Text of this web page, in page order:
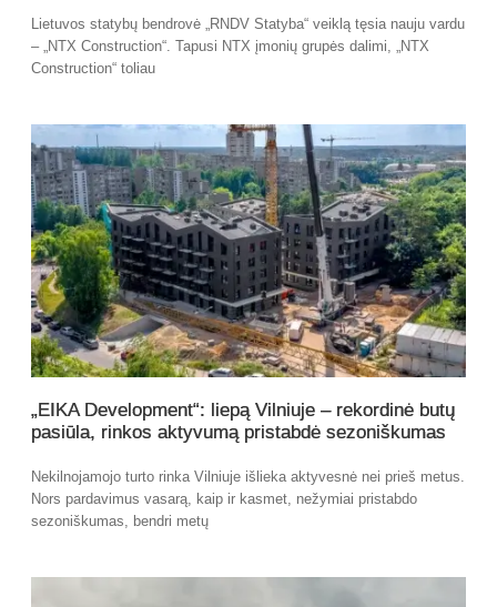
Lietuvos statybų bendrovė „RNDV Statyba“ veiklą tęsia nauju vardu
– „NTX Construction“. Tapusi NTX įmonių grupės dalimi, „NTX
Construction“ toliau
„EIKA Development“: liepą Vilniuje – rekordinė butų
pasiūla, rinkos aktyvumą pristabdė sezoniškumas
Nekilnojamojo turto rinka Vilniuje išlieka aktyvesnė nei prieš metus.
Nors pardavimus vasarą, kaip ir kasmet, nežymiai pristabdo
sezoniškumas, bendri metų